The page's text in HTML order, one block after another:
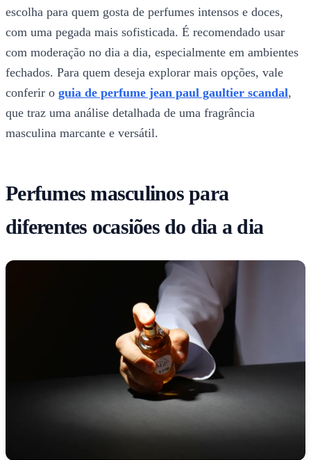
escolha para quem gosta de perfumes intensos e doces,
com uma pegada mais sofisticada. É recomendado usar
com moderação no dia a dia, especialmente em ambientes
fechados. Para quem deseja explorar mais opções, vale
conferir o guia de perfume jean paul gaultier scandal,
que traz uma análise detalhada de uma fragrância
masculina marcante e versátil.
Perfumes masculinos para
diferentes ocasiões do dia a dia